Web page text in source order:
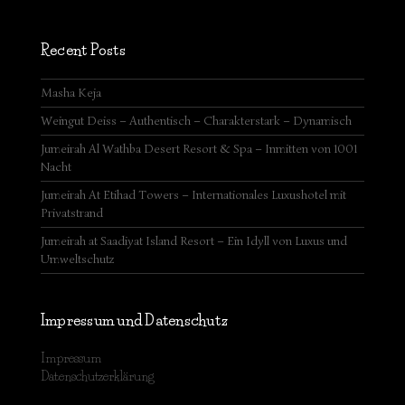
Recent Posts
Masha Keja
Weingut Deiss – Authentisch – Charakterstark – Dynamisch
Jumeirah Al Wathba Desert Resort & Spa – Inmitten von 1001
Nacht
Jumeirah At Etihad Towers – Internationales Luxushotel mit
Privatstrand
Jumeirah at Saadiyat Island Resort – Ein Idyll von Luxus und
Umweltschutz
Impressum und Datenschutz
Impressum
Datenschutzerklärung